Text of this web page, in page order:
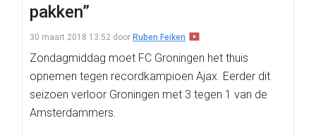
pakken”
30 maart 2018 13:52 door Ruben Feiken
Zondagmiddag moet FC Groningen het thuis
opnemen tegen recordkampioen Ajax. Eerder dit
seizoen verloor Groningen met 3 tegen 1 van de
Amsterdammers.